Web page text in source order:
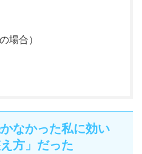
場合）
なかった私に効い
方」だった